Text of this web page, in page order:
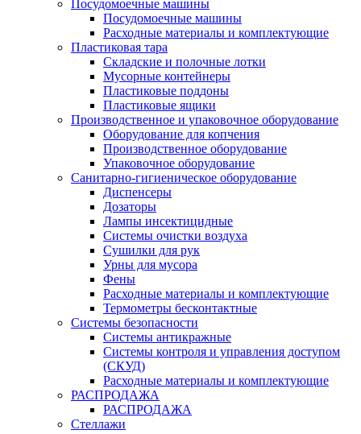
Посудомоечные машины
Посудомоечные машины
Расходные материалы и комплектующие
Пластиковая тара
Складские и полочные лотки
Мусорные контейнеры
Пластиковые поддоны
Пластиковые ящики
Производственное и упаковочное оборудование
Оборудование для копчения
Производственное оборудование
Упаковочное оборудование
Санитарно-гигиеническое оборудование
Диспенсеры
Дозаторы
Лампы инсектицидные
Системы очистки воздуха
Сушилки для рук
Урны для мусора
Фены
Расходные материалы и комплектующие
Термометры бесконтактные
Системы безопасности
Системы антикражные
Системы контроля и управления доступом
(СКУД)
Расходные материалы и комплектующие
РАСПРОДАЖА
РАСПРОДАЖА
Стеллажи